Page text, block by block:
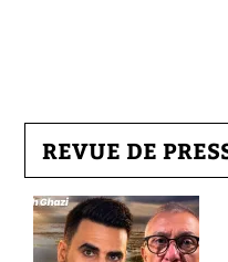
REVUE DE